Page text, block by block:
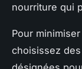
nourriture qui
Pour
choisissez